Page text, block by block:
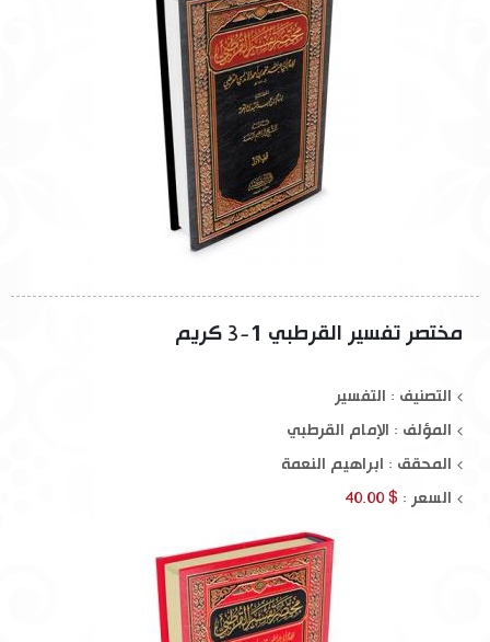
مختصر تفسير القرطبي 1-3 كريم
التصنيف : التفسير
المؤلف : الإمام القرطبي
المحقق : ابراهيم النعمة
السعر : $ 40.00